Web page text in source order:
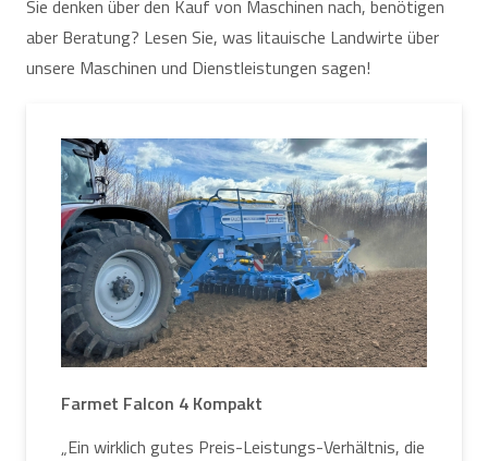
Bei Störungen oder Ersatzteilbedarf reagiert der
Service umgehend auf Anrufe und behebt alle
Störungen. Wir haben auch ErsatzteileOnline-Shop
äußerst einfach und bequem ist.
Diese Scheibeneggen eignen sich für Betriebe jeder
Größe in Litauen, sodass jeder die passende für sich
findet. Eine große Auswahl, die Möglichkeit, mit
dem Gerät auch ohne leistungsstarken Traktor zu
arbeiten.
Sie denken über den Kauf von Maschinen nach, benötigen
aber Beratung? Lesen Sie, was litauische Landwirte über
unsere Maschinen und Dienstleistungen sagen!
Farmet Falcon 4 Kompakt
„Ein wirklich gutes Preis-Leistungs-Verhältnis, die